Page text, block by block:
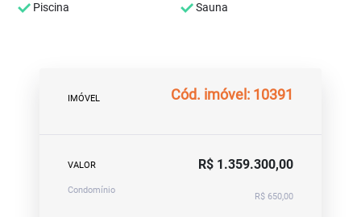
Piscina Sauna
IMÓVEL Cód. imóvel: 10391
VALOR R$ 1.359.300,00
Condomínio
R$ 650,00